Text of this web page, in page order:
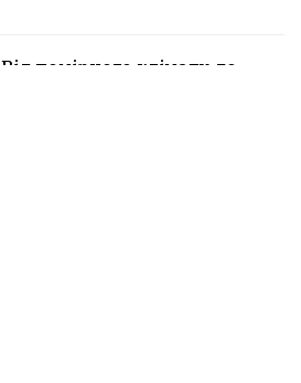
Від помірного клімату до